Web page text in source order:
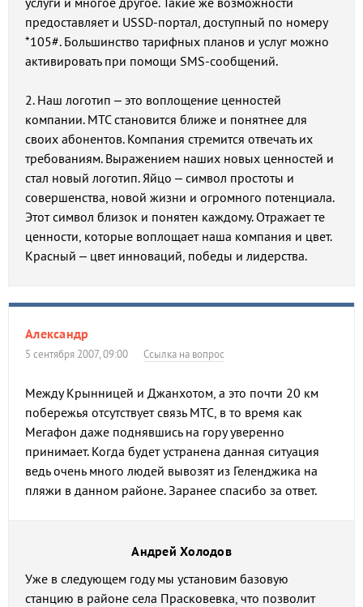
предоставляет и USSD-портал, доступный по номеру
*105#. Большинство тарифных планов и услуг можно
активировать при помощи SMS-сообщений.
2. Наш логотип – это воплощение ценностей
компании. МТС становится ближе и понятнее для
своих абонентов. Компания стремится отвечать их
требованиям. Выражением наших новых ценностей и
стал новый логотип. Яйцо – символ простоты и
совершенства, новой жизни и огромного потенциала.
Этот символ близок и понятен каждому. Отражает те
ценности, которые воплощает наша компания и цвет.
Красный – цвет инноваций, победы и лидерства.
Александр
5 сентября 2007, 09:00 Ссылка на вопрос
Между Крынницей и Джанхотом, а это почти 20 км
побережья отсутствует связь МТС, в то время как
Мегафон даже поднявшись на гору уверенно
принимает. Когда будет устранена данная ситуация
ведь очень много людей вывозят из Геленджика на
пляжи в данном районе. Заранее спасибо за ответ.
Андрей Холодов
Уже в следующем году мы установим базовую
станцию в районе села Прасковевка, что позволит